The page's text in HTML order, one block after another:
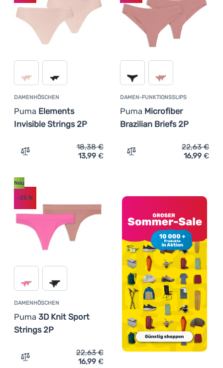
Anmelden /
Registrieren
DAMENHÖSCHEN
Puma Elements
Invisible Strings 2P
Zum Vergleich 'Damenhöschen Puma Elements
18,38€
13,99 €
DAMEN-FUNKTIONSSLIPS
Puma Microfiber
Brazilian Briefs 2P
Zum Vergleich 'Damen-
22,63€
16,99 €
DAMENHÖSCHEN
Puma 3D Knit Sport
Strings 2P
Neu
-25 %
Zum Vergleich 'Damenhöschen Puma 3D Knit Sport
22,63€
16,99 €